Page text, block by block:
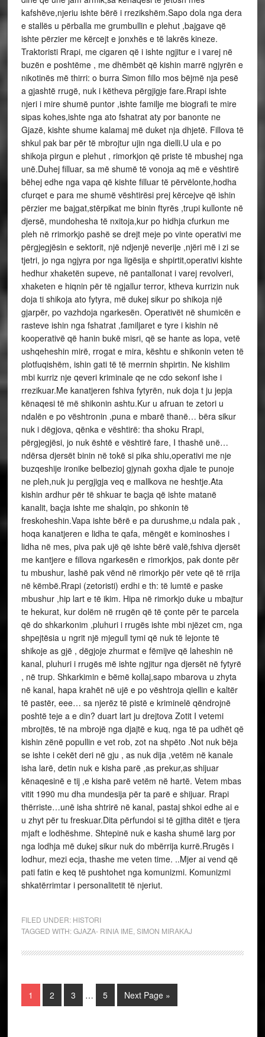
kafshëve,njeriu ishte bërë i rrezikshëm.Sapo dola nga dera
e stallës u përballa me grumbullin e plehut ,bajgave që
ishte përzier me kërcejt e jonxhës e të lakrës kineze.
Traktoristi Rrapi, me cigaren që i ishte ngjitur e i varej në
buzën e poshtëme , me dhëmbët që kishin marrë ngjyrën e
nikotinës më thirri: o burra Simon fillo mos bëjmë nja pesë
a gjashtë rrugë, nuk i këtheva përgjigje fare.Rrapi ishte
njeri i mire shumë puntor ,ishte familje me biografi te mire
sipas kohes,ishte nga ato fshatrat aty por banonte ne
Gjazë, kishte shume kalamaj më duket nja dhjetë. Fillova të
shkul pak bar për të mbrojtur ujin nga dielli.U ula e po
shikoja pirgun e plehut , rimorkjon që priste të mbushej nga
unë.Duhej filluar, sa më shumë të vonoja aq më e vështirë
bëhej edhe nga vapa që kishte filluar të përvëlonte,hodha
cfurqet e para me shumë vështirësi prej kërcejve që ishin
përzier me bajgat,stërpikat me binin ftyrës ,trupi kullonte në
djersë, mundohesha të nxitoja,kur po hidhja cfurkun me
pleh në rrimorkjo pashë se drejt meje po vinte operativi me
përgjegjësin e sektorit, një ndjenjë neverije ,njëri më i zi se
tjetri, jo nga ngjyra por nga ligësija e shpirtit,operativi kishte
hedhur xhaketën supeve, në pantallonat i varej revolveri,
xhaketen e hiqnin për të ngjallur terror, ktheva kurrizin nuk
doja ti shikoja ato fytyra, më dukej sikur po shikoja një
gjarpër, po vazhdoja ngarkesën. Operativët në shumicën e
rasteve ishin nga fshatrat ,familjaret e tyre i kishin në
kooperativë që hanin bukë misri, që se hante as lopa, vetë
ushqeheshin mirë, rrogat e mira, kështu e shikonin veten të
plotfuqishëm, ishin gati të të merrnin shpirtin. Ne kishiim
mbi kurriz nje qeveri kriminale qe ne cdo sekonf ishe i
rrezikuar.Me kanatjeren fshiva fytyrën, nuk doja t ju jepja
kënaqesi të më shikonin ashtu.Kur u afruan te zetori u
ndalën e po vështronin ,puna e mbarë thanë… bëra sikur
nuk i dëgjova, qënka e vështirë: tha shoku Rrapi,
përgjegjësi, jo nuk është e vështirë fare, I thashë unë…
ndërsa djersët binin në tokë si pika shiu,operativi me nje
buzqeshije ironike belbezioj gjynah goxha djale te punoje
ne pleh,nuk ju pergjigja veq e mallkova ne heshtje.Ata
kishin ardhur për të shkuar te baçja që ishte matanë
kanalit, baçja ishte me shalqin, po shkonin të
freskoheshin.Vapa ishte bërë e pa durushme,u ndala pak ,
hoqa kanatjeren e lidha te qafa, mëngët e kominoshes i
lidha në mes, piva pak ujë që ishte bërë valë,fshiva djersët
me kantjere e fillova ngarkesën e rimorkjos, pak donte për
tu mbushur, lashë pak vënd në rimorkjo për vete që të rrija
në këmbë.Rrapi (zetoristi) erdhi e th: të lumtë e paske
mbushur ,hip lart e të ikim. Hipa në rimorkjo duke u mbajtur
te hekurat, kur dolëm në rrugën që të çonte për te parcela
që do shkarkonim ,pluhuri i rrugës ishte mbi njëzet cm, nga
shpejtësia u ngrit një mjegull tymi që nuk të lejonte të
shikoje as gjë , dëgjoje zhurmat e fëmijve që laheshin në
kanal, pluhuri i rrugës më ishte ngjitur nga djersët në fytyrë
, në trup. Shkarkimin e bëmë kollaj,sapo mbarova u zhyta
në kanal, hapa krahët në ujë e po vështroja qiellin e kaltër
të pastër, eee… sa njerëz të pistë e kriminelë qëndrojnë
poshtë teje a e din? duart lart ju drejtova Zotit I vetemi
mbrojtës, të na mbrojë nga djajtë e kuq, nga të pa udhët që
kishin zënë popullin e vet rob, zot na shpëto .Not nuk bëja
se ishte i cekët deri në gju , as nuk dija ,vetëm në kanale
isha larë, detin nuk e kisha parë ,as prekur,as shijuar
kënaqesinë e tij ,e kisha parë vetëm në hartë. Vetem mbas
vitit 1990 mu dha mundesija për ta parë e shijuar. Rrapi
thërriste…unë isha shtrirë në kanal, pastaj shkoi edhe ai e
u zhyt për tu freskuar.Dita përfundoi si të gjitha ditët e tjera
mjaft e lodhëshme. Shtepinë nuk e kasha shumë larg por
nga lodhja më dukej sikur nuk do mbërrija kurrë.Rrugës i
lodhur, mezi ecja, thashe me veten time. ..Mjer ai vend që
pati fatin e keq të pushtohet nga komunizmi. Komunizmi
shkatërrimtar i personalitetit të njeriut.
FILED UNDER: HISTORI
TAGGED WITH:GJAZA- RINIA IME,SIMON MIRAKAJ
1 2 3 … 5 Next Page »